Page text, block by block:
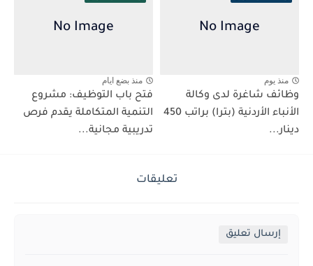
منذ يوم
وظائف شاغرة لدى وكالة
الأنباء الأردنية (بترا) براتب 450
دينار...
منذ بضع ايام
فتح باب التوظيف: مشروع
التنمية المتكاملة يقدم فرص
تدريبية مجانية...
تعليقات
إرسال تعليق